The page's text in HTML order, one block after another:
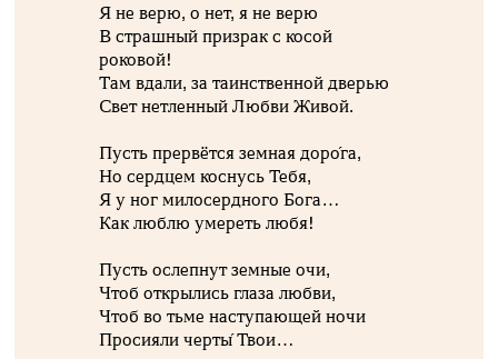
Я не верю, о нет, я не верю
В страшный призрак с косой
роковой!
Там вдали, за таинственной дверью
Свет нетленный Любви Живой.
Пусть прервётся земная доро́га,
Но сердцем коснусь Тебя,
Я у ног милосердного Бога…
Как люблю умереть любя!
Пусть ослепнут земные очи,
Чтоб открылись глаза любви,
Чтоб во тьме наступающей ночи
Просияли черты́ Твои…